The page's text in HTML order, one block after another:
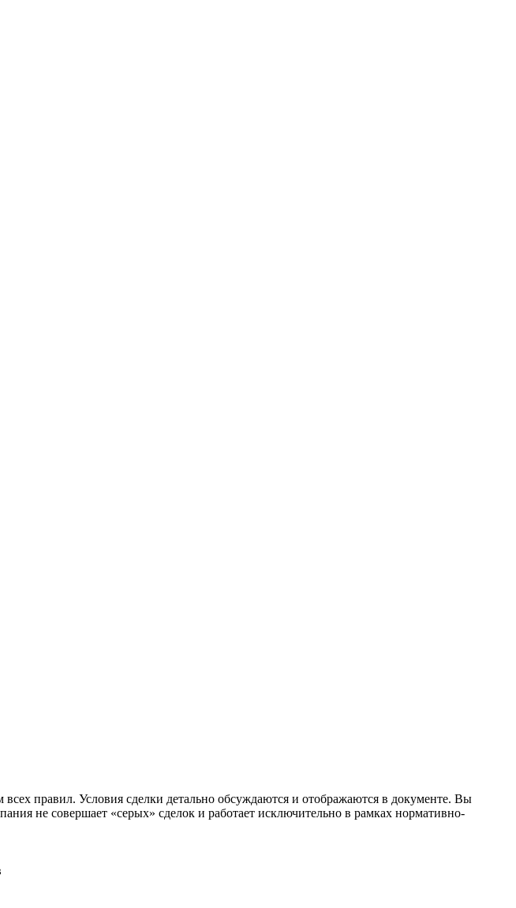
правил. Условия сделки детально обсуждаются и отображаются в документе. Вы
не совершает «серых» сделок и работает исключительно в рамках нормативно-